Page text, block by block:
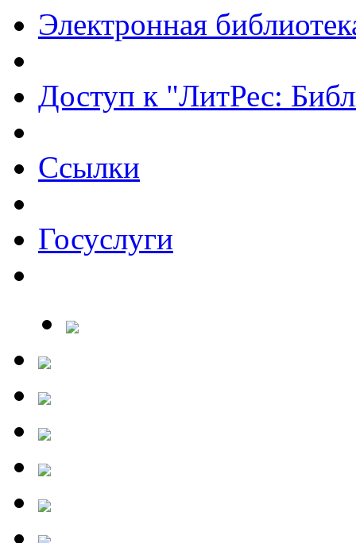
Электронная
Доступ к "ЛитРес:
Ссылки
Госуслуги